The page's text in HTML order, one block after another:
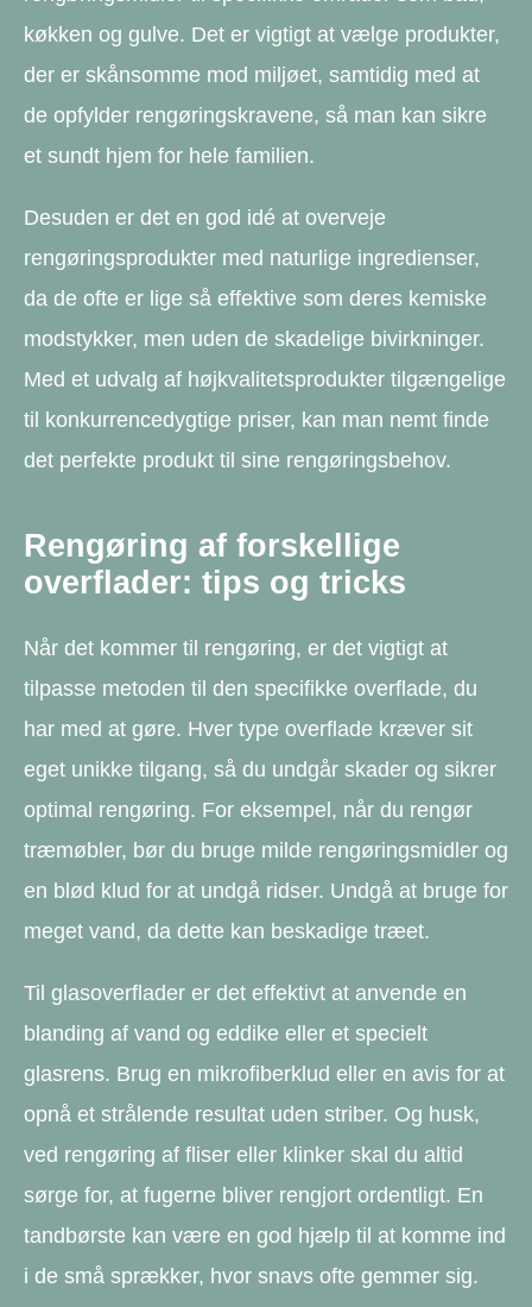
køkken og gulve. Det er vigtigt at vælge produkter,
der er skånsomme mod miljøet, samtidig med at
de opfylder rengøringskravene, så man kan sikre
et sundt hjem for hele familien.
Desuden er det en god idé at overveje
rengøringsprodukter med naturlige ingredienser,
da de ofte er lige så effektive som deres kemiske
modstykker, men uden de skadelige bivirkninger.
Med et udvalg af højkvalitetsprodukter tilgængelige
til konkurrencedygtige priser, kan man nemt finde
det perfekte produkt til sine rengøringsbehov.
Rengøring af forskellige
overflader: tips og tricks
Når det kommer til rengøring, er det vigtigt at
tilpasse metoden til den specifikke overflade, du
har med at gøre. Hver type overflade kræver sit
eget unikke tilgang, så du undgår skader og sikrer
optimal rengøring. For eksempel, når du rengør
træmøbler, bør du bruge milde rengøringsmidler og
en blød klud for at undgå ridser. Undgå at bruge for
meget vand, da dette kan beskadige træet.
Til glasoverflader er det effektivt at anvende en
blanding af vand og eddike eller et specielt
glasrens. Brug en mikrofiberklud eller en avis for at
opnå et strålende resultat uden striber. Og husk,
ved rengøring af fliser eller klinker skal du altid
sørge for, at fugerne bliver rengjort ordentligt. En
tandbørste kan være en god hjælp til at komme ind
i de små sprækker, hvor snavs ofte gemmer sig.